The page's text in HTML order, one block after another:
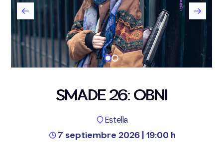
SMADE 26: OBNI
Estella
7 septiembre 2026 | 19:00 h